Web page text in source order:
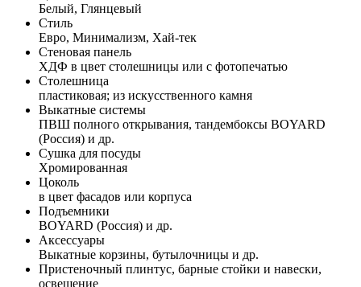
Белый, Глянцевый
Стиль
Евро, Минимализм, Хай-тек
Стеновая панель
ХДФ в цвет столешницы или с фотопечатью
Столешница
пластиковая; из искусственного камня
Выкатные системы
ПВШ полного открывания, тандембоксы BOYARD
(Россия) и др.
Сушка для посуды
Хромированная
Цоколь
в цвет фасадов или корпуса
Подъемники
BOYARD (Россия) и др.
Аксессуары
Выкатные корзины, бутылочницы и др.
Пристеночный плинтус, барные стойки и навески,
освещение